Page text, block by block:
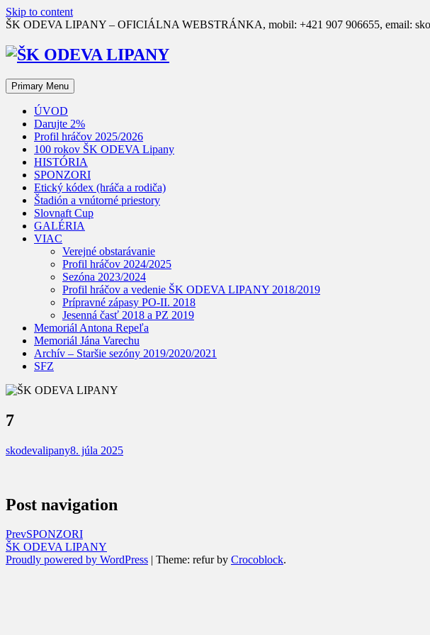
Skip to content
ŠK ODEVA LIPANY – OFICIÁLNA WEBSTRÁNKA, mobil: +421 907 906655, email:
Primary Menu
ÚVOD
Darujte 2%
Profil hráčov 2025/2026
100 rokov ŠK ODEVA Lipany
HISTÓRIA
SPONZORI
Etický kódex (hráča a rodiča)
Štadión a vnútorné priestory
Slovnaft Cup
GALÉRIA
VIAC
Verejné obstarávanie
Profil hráčov 2024/2025
Sezóna 2023/2024
Profil hráčov a vedenie ŠK ODEVA LIPANY 2018/2019
Prípravné zápasy PO-II. 2018
Jesenná časť 2018 a PZ 2019
Memoriál Antona Repeľa
Memoriál Jána Varechu
Archív – Staršie sezóny 2019/2020/2021
SFZ
7
skodevalipany8. júla 2025
Post navigation
PrevSPONZORI
ŠK ODEVA LIPANY
Proudly powered by WordPress | Theme: refur by Crocoblock.